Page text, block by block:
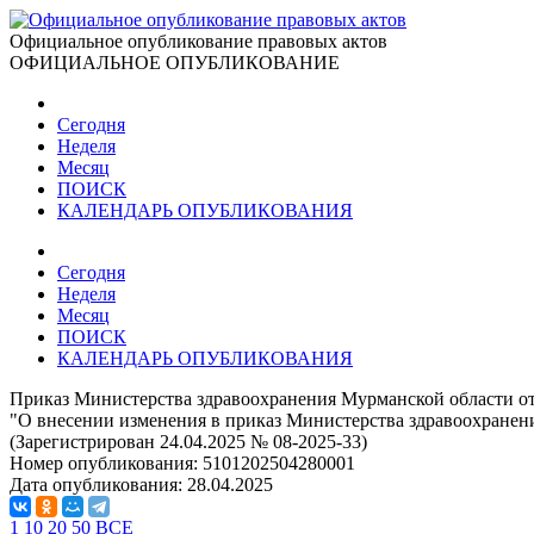
Официальное опубликование правовых актов
ОФИЦИАЛЬНОЕ ОПУБЛИКОВАНИЕ
Сегодня
Неделя
Месяц
ПОИСК
КАЛЕНДАРЬ ОПУБЛИКОВАНИЯ
Сегодня
Неделя
Месяц
ПОИСК
КАЛЕНДАРЬ ОПУБЛИКОВАНИЯ
Приказ Министерства здравоохранения Мурманской области
"О внесении изменения в приказ Министерства
(Зарегистрирован 24.04.2025 № 08-2025-33)
Номер опубликования: 5101202504280001
Дата опубликования: 28.04.2025
1 10 20 50 ВСЕ